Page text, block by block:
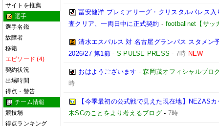
サイトを推薦
選手
選手名鑑
故障者
移籍
エピソード (4)
契約状況
出場時間
得点・警告
チーム情報
競技場
得点ランキング
冨安健洋 プレミアリーグ・クリスタルパレス
査クリア、一両日中に正式契約 - footballnet【サッ
清水エスパルス 対 名古屋グランパス スタメン
2026/27 第1節 - S-PULSE PRESS -7時 NEW
おはようございます -森岡茂オフィシャルブロ
時
【今季最初の公式戦で見えた現在地】NEZAS
木SCのことをより考えるブログ - 7時